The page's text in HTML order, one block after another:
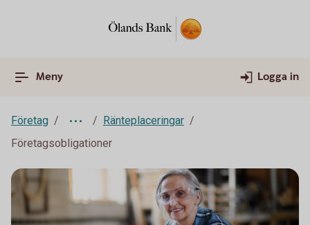
Meny Logga in
Företag
Ränteplaceringar
Företagsobligationer